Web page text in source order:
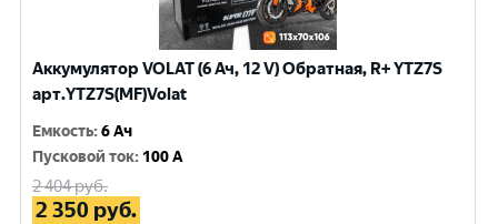
Аккумулятор VOLAT (6 Ач, 12 V) Обратная, R+ YTZ7S
арт.YTZ7S(MF)Volat
Емкость:6 Ач
Пусковой ток: 100 A
2 404руб.
2 350 руб.